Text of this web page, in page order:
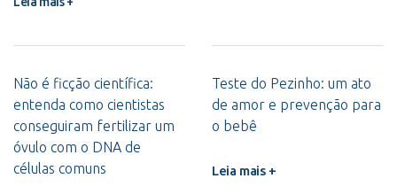
Não é ficção científica:
entenda como cientistas
conseguiram fertilizar um
óvulo com o DNA de
células comuns
Teste do Pezinho: um ato
de amor e prevenção para
o bebê
Leia mais +